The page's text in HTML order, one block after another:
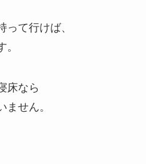
って行けば、
床なら
せん。